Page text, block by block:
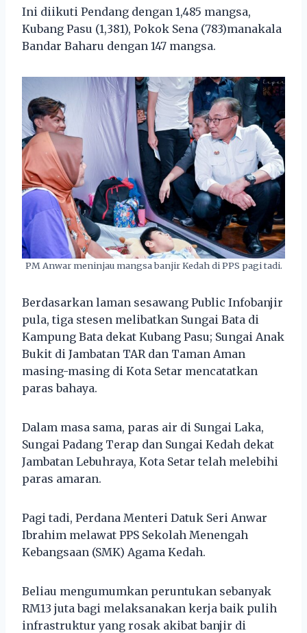
Ini diikuti Pendang dengan 1,485 mangsa,
Kubang Pasu (1,381), Pokok Sena (783)manakala
Bandar Baharu dengan 147 mangsa.
PM Anwar meninjau mangsa banjir Kedah di PPS pagi tadi.
Berdasarkan laman sesawang Public Infobanjir
pula, tiga stesen melibatkan Sungai Bata di
Kampung Bata dekat Kubang Pasu; Sungai Anak
Bukit di Jambatan TAR dan Taman Aman
masing-masing di Kota Setar mencatatkan
paras bahaya.
Dalam masa sama, paras air di Sungai Laka,
Sungai Padang Terap dan Sungai Kedah dekat
Jambatan Lebuhraya, Kota Setar telah melebihi
paras amaran.
Pagi tadi, Perdana Menteri Datuk Seri Anwar
Ibrahim melawat PPS Sekolah Menengah
Kebangsaan (SMK) Agama Kedah.
Beliau mengumumkan peruntukan sebanyak
RM13 juta bagi melaksanakan kerja baik pulih
infrastruktur yang rosak akibat banjir di